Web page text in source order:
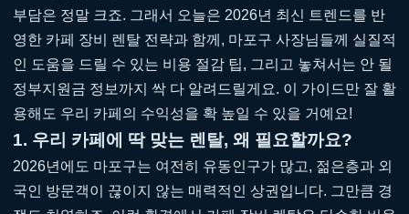
부담은 정말 크죠. 그래서 오늘은 2026년 최신 트렌드를 반
영한 카페 장비 렌탈 전략과 함께, 마포구 사장님들께 실질적
인 도움을 드릴 수 있는 비용 절감 팁, 그리고 놓쳐서는 안 될
정부지원금 정보까지 싹 다 알려드릴게요. 이 가이드만 잘 활
용해도 우리 카페의 수익성을 확 높일 수 있을 거예요!
1. 우리 카페에 딱 맞는 렌탈, 왜 필요할까요?
2026년에도 마포구는 여전히 유동인구가 많고, 젊은층과 외
국인 방문객이 끊이지 않는 매력적인 상권입니다. 그만큼 경